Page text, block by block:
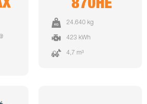
870HE
24.640 kg
423 kWh
4,7 m³